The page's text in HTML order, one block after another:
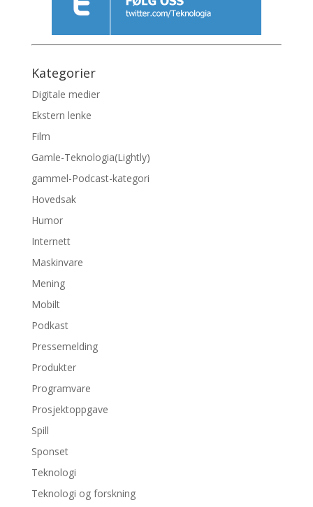
Kategorier
Digitale medier
Ekstern lenke
Film
Gamle-Teknologia(Lightly)
gammel-Podcast-kategori
Hovedsak
Humor
Internett
Maskinvare
Mening
Mobilt
Podkast
Pressemelding
Produkter
Programvare
Prosjektoppgave
Spill
Sponset
Teknologi
Teknologi og forskning